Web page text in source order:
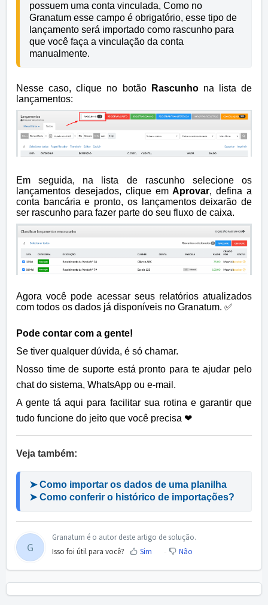
possuem uma conta vinculada, Como no
Granatum esse campo é obrigatório, esse tipo de
lançamento será importado como rascunho para
que você faça a vinculação da conta
manualmente.
Nesse caso, clique no botão Rascunhona lista de
lançamentos:
Em seguida, na lista de rascunho selecione os
lançamentos desejados, clique emAprovar, defina a
conta bancária e pronto, os lançamentos deixarão de
ser rascunho para fazer parte do seu fluxo de caixa.
Agora você pode acessar seus relatórios atualizados
com todos os dados já disponíveis no Granatum. ✅
Pode contar com a gente!
Se tiver qualquer dúvida, é só chamar.
Nosso time de suporte está pronto para te ajudar pelo
chat do sistema, WhatsApp ou e-mail.
A gente tá aqui para facilitar sua rotina e garantir que
tudo funcione do jeito que você precisa ❤
Veja também:
➤ Como importar os dados de uma planilha
➤ Como conferir o histórico de importações?
G
Granatum é o autor deste artigo de solução.
Isso foi útil para você?
Sim Não